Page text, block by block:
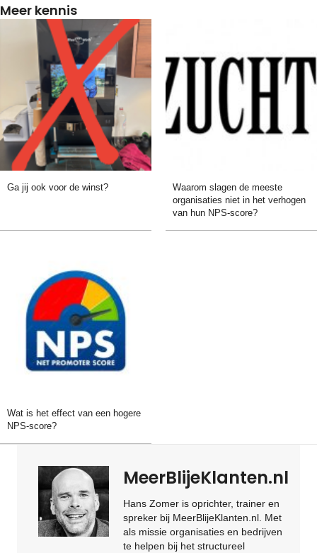
Meer kennis
Ga jij ook voor de winst?
Waarom slagen de meeste
organisaties niet in het verhogen
van hun NPS-score?
Wat is het effect van een hogere
NPS-score?
MeerBlijeKlanten.nl
Hans Zomer is oprichter, trainer en
spreker bij MeerBlijeKlanten.nl. Met
als missie organisaties en bedrijven
te helpen bij het structureel